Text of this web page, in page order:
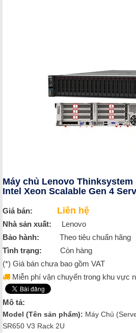
Máy chủ Lenovo Thinksystem
Intel Xeon Scalable Gen 4
Giá bán: Liên hệ
Nhà sản xuất: Lenovo
Bảo hành: Theo tiêu chuẩn hãng
Tình trạng: Còn hàng
(*) Giá bán chưa bao gồm VAT
Miễn phí vận chuyển trong khu vực
Mô tả:
Model (Tên sản phẩm): Máy Chủ
SR650 V3 Rack 2U